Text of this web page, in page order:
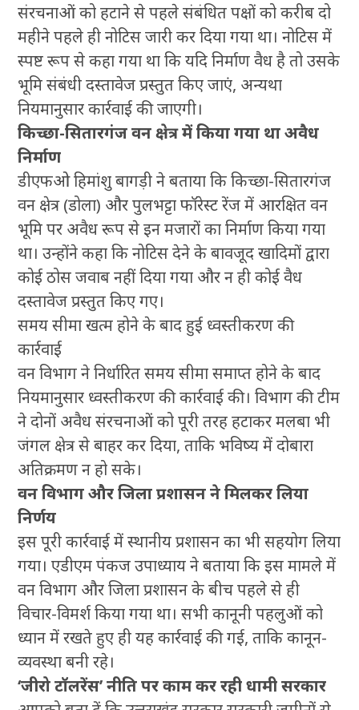
संरचनाओं को हटाने से पहले संबंधित पक्षों को करीब दो
महीने पहले ही नोटिस जारी कर दिया गया था। नोटिस में
स्पष्ट रूप से कहा गया था कि यदि निर्माण वैध है तो उसके
भूमि संबंधी दस्तावेज प्रस्तुत किए जाएं, अन्यथा
नियमानुसार कार्रवाई की जाएगी।
किच्छा-सितारगंज वन क्षेत्र में किया गया था अवैध
निर्माण
डीएफओ हिमांशु बागड़ी ने बताया कि किच्छा-सितारगंज
वन क्षेत्र (डोला) और पुलभट्टा फॉरेस्ट रेंज में आरक्षित वन
भूमि पर अवैध रूप से इन मजारों का निर्माण किया गया
था। उन्होंने कहा कि नोटिस देने के बावजूद खादिमों द्वारा
कोई ठोस जवाब नहीं दिया गया और न ही कोई वैध
दस्तावेज प्रस्तुत किए गए।
समय सीमा खत्म होने के बाद हुई ध्वस्तीकरण की
कार्रवाई
वन विभाग ने निर्धारित समय सीमा समाप्त होने के बाद
नियमानुसार ध्वस्तीकरण की कार्रवाई की। विभाग की टीम
ने दोनों अवैध संरचनाओं को पूरी तरह हटाकर मलबा भी
जंगल क्षेत्र से बाहर कर दिया, ताकि भविष्य में दोबारा
अतिक्रमण न हो सके।
वन विभाग और जिला प्रशासन ने मिलकर लिया
निर्णय
इस पूरी कार्रवाई में स्थानीय प्रशासन का भी सहयोग लिया
गया। एडीएम पंकज उपाध्याय ने बताया कि इस मामले में
वन विभाग और जिला प्रशासन के बीच पहले से ही
विचार-विमर्श किया गया था। सभी कानूनी पहलुओं को
ध्यान में रखते हुए ही यह कार्रवाई की गई, ताकि कानून-
व्यवस्था बनी रहे।
‘जीरो टॉलरेंस’ नीति पर काम कर रही धामी सरकार